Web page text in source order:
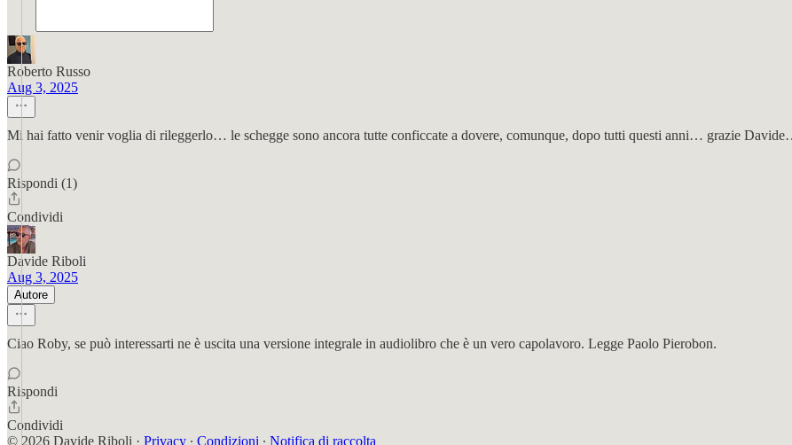
Roberto Russo
Aug 3, 2025
Mi hai fatto venir voglia di rileggerlo… le schegge sono ancora tutte conficcate a dovere, comunque, dopo tutti questi anni… grazie
Rispondi (1)
Condividi
Davide Riboli
Aug 3, 2025
Autore
Ciao Roby, se può interessarti ne è uscita una versione integrale in audiolibro che è un vero capolavoro. Legge Paolo Pierobon.
Rispondi
Condividi
© 2026 Davide Riboli · Privacy ∙ Condizioni ∙ Notifica di raccolta